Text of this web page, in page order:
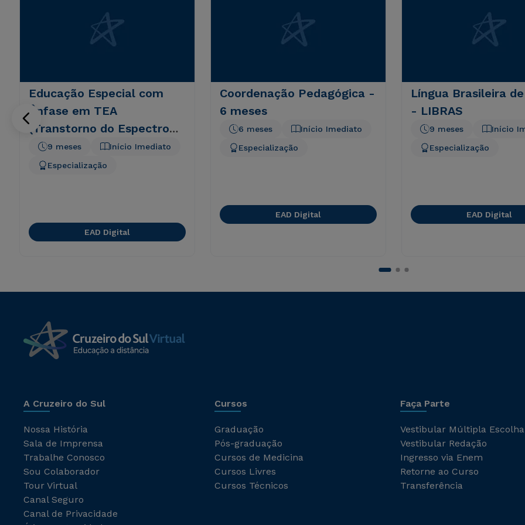
Educação Especial com
Ênfase em TEA
(Transtorno do Espectro
Autista)
Início Imediato
9 meses
Especialização
EAD Digital
Coordenação Pedagógica -
6 meses
Início Imediato
6 meses
Especialização
EAD Digital
Língua Brasileira
- LIBRAS
Início
9 meses
Especialização
EAD Digital
A Cruzeiro do Sul
Nossa História
Sala de Imprensa
Trabalhe Conosco
Sou Colaborador
Tour Virtual
Canal Seguro
Canal de Privacidade
Cursos
Graduação
Pós-graduação
Cursos de Medicina
Cursos Livres
Cursos Técnicos
Faça Parte
Vestibular Múltipla Escolha
Vestibular Redação
Ingresso via Enem
Retorne ao Curso
Transferência